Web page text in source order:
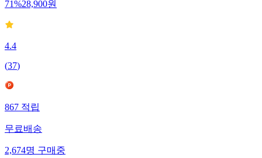
71%28,900원
4.4
(37)
867적립
무료배송
2,674명구매중